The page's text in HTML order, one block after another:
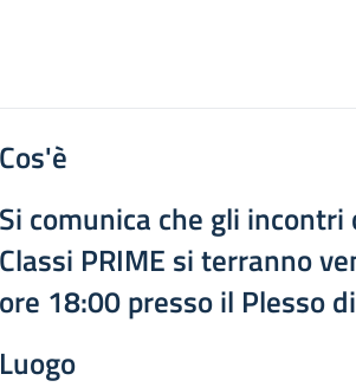
Cos'è
Si comunica che gli
Classi PRIME si terranno
ore 18:00presso il Plesso
Luogo